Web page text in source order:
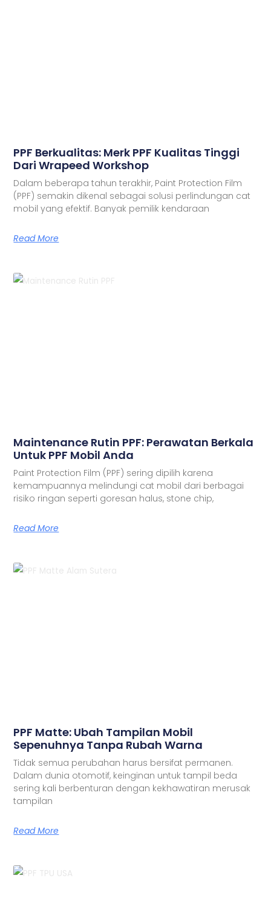
PPF Berkualitas: Merk PPF Kualitas Tinggi
Dari Wrapeed Workshop
Dalam beberapa tahun terakhir, Paint Protection Film
(PPF) semakin dikenal sebagai solusi perlindungan cat
mobil yang efektif. Banyak pemilik kendaraan
Read More
Maintenance Rutin PPF: Perawatan Berkala
Untuk PPF Mobil Anda
Paint Protection Film (PPF) sering dipilih karena
kemampuannya melindungi cat mobil dari berbagai
risiko ringan seperti goresan halus, stone chip,
Read More
PPF Matte: Ubah Tampilan Mobil
Sepenuhnya Tanpa Rubah Warna
Tidak semua perubahan harus bersifat permanen.
Dalam dunia otomotif, keinginan untuk tampil beda
sering kali berbenturan dengan kekhawatiran merusak
tampilan
Read More